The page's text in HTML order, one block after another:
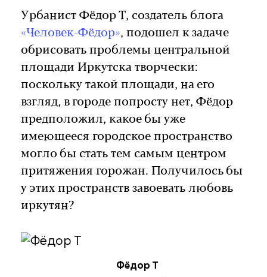
Урбанист Фёдор Т, создатель блога
«Человек-Фёдор», подошел к задаче
обрисовать проблемы центральной
площади Иркутска творчески:
поскольку такой площади, на его
взгляд, в городе попросту нет, Фёдор
предположил, какое бы уже
имеющееся городское пространство
могло бы стать тем самым центром
притяжения горожан. Получилось бы
у этих пространств завоевать любовь
иркутян?
Фёдор Т